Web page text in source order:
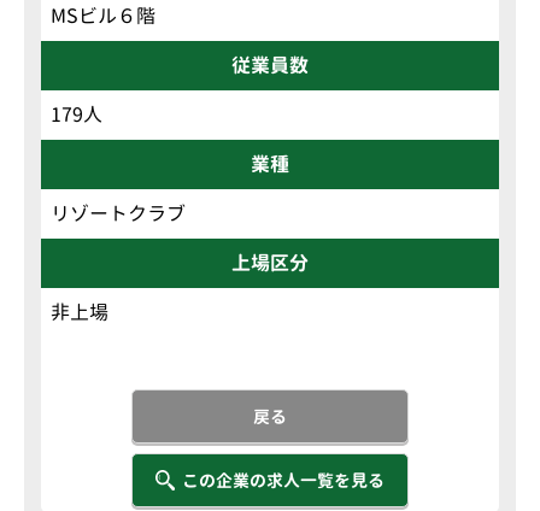
MSビル６階
従業員数
179人
業種
リゾートクラブ
上場区分
非上場
戻る
この企業の求人一覧を見る